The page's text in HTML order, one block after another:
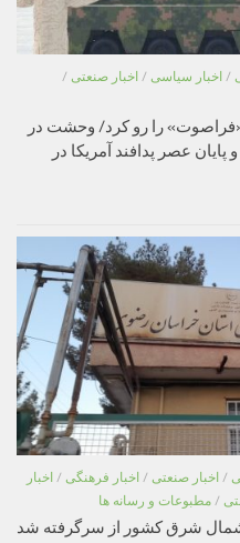
/ اخبار سیاسی / اخبار صنعتی /
را رو کرد/ وحشت در
استقرار انبوه «دی‌اف‑۱۷» و پایان عصر پدافند آمریکا در
/ اخبار صنعتی / اخبار فرهنگی / اخبار
/ مطبوعات و رسانه ها
شمال شرق کشور از سرگرفته شد